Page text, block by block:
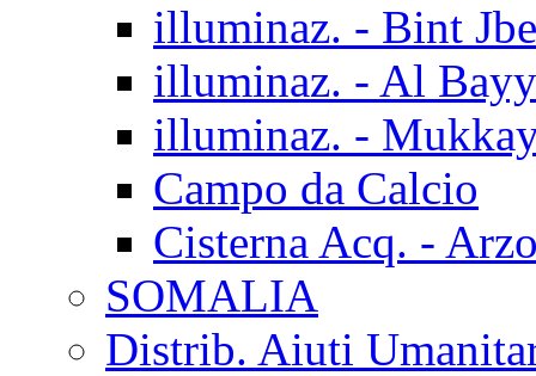
illuminaz. - Bint
illuminaz. - Al
illuminaz. -
Campo da Calcio
Cisterna Acq. -
SOMALIA
Distrib. Aiuti